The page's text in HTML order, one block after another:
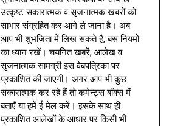
उत्कृष्ट सकारात्मक व सृजनात्मक खबरों को
साभार संग्रहित कर आगे ले जाना है। अब
आप भी शुभजिता में लिख सकते हैं, बस नियमों
का ध्यान रखें। चयनित खबरें, आलेख व
सृजनात्मक सामग्री इस वेबपत्रिका पर
प्रकाशित की जाएगी। अगर आप भी कुछ
सकारात्मक कर रहे हैं तो कमेन्ट्स बॉक्स में
बताएँ या हमें ई मेल करें। इसके साथ ही
प्रकाशित आलेखों के आधार पर किसी भी